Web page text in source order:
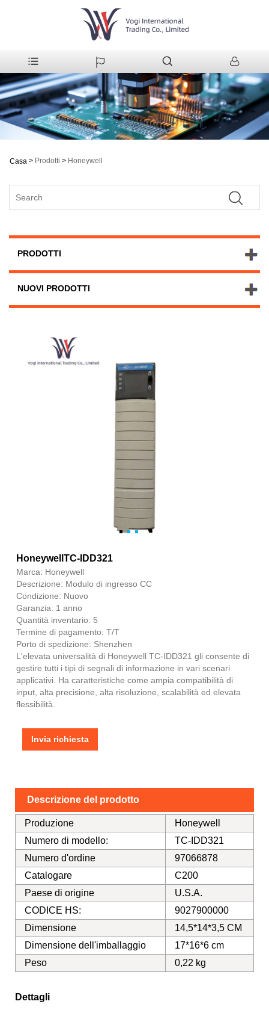
Casa > Prodotti > Honeywell
PRODOTTI
NUOVI PRODOTTI
HoneywellTC-IDD321
Marca: Honeywell
Descrizione: Modulo di ingresso CC
Condizione: Nuovo
Garanzia: 1 anno
Quantità inventario: 5
Termine di pagamento: T/T
Porto di spedizione: Shenzhen
L'elevata universalità di Honeywell TC-IDD321 gli consente di
gestire tutti i tipi di segnali di informazione in vari scenari
applicativi. Ha caratteristiche come ampia compatibilità di
input, alta precisione, alta risoluzione, scalabilità ed elevata
flessibilità.
Invia richiesta
Descrizione del prodotto
Produzione
Honeywell
Numero di modello:
TC-IDD321
Numero d'ordine
97066878
Catalogare
C200
Paese di origine
U.S.A.
CODICE HS:
9027900000
Dimensione
14,5*14*3,5 CM
Dimensione dell'imballaggio
17*16*6 cm
Peso
0,22 kg
Dettagli